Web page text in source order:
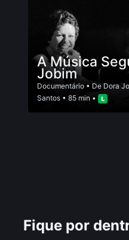
A Música
Jobim
Documentário • De Dora
Santos • 85 min •
Fique por